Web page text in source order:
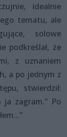
idealnie
tematu, ale
solowe
podkreślał, że
z uznaniem
a po jednym z
stwierdził:
ja zagram." Po